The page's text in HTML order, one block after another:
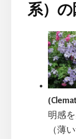
系）
明感
（薄